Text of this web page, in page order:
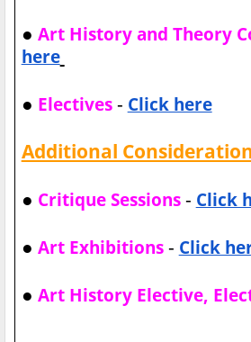
● Art History and Theory
here
● Electives - Click here
Additional
● Critique Sessions- Click
● Art Exhibitions - Click
● Art History Elective,